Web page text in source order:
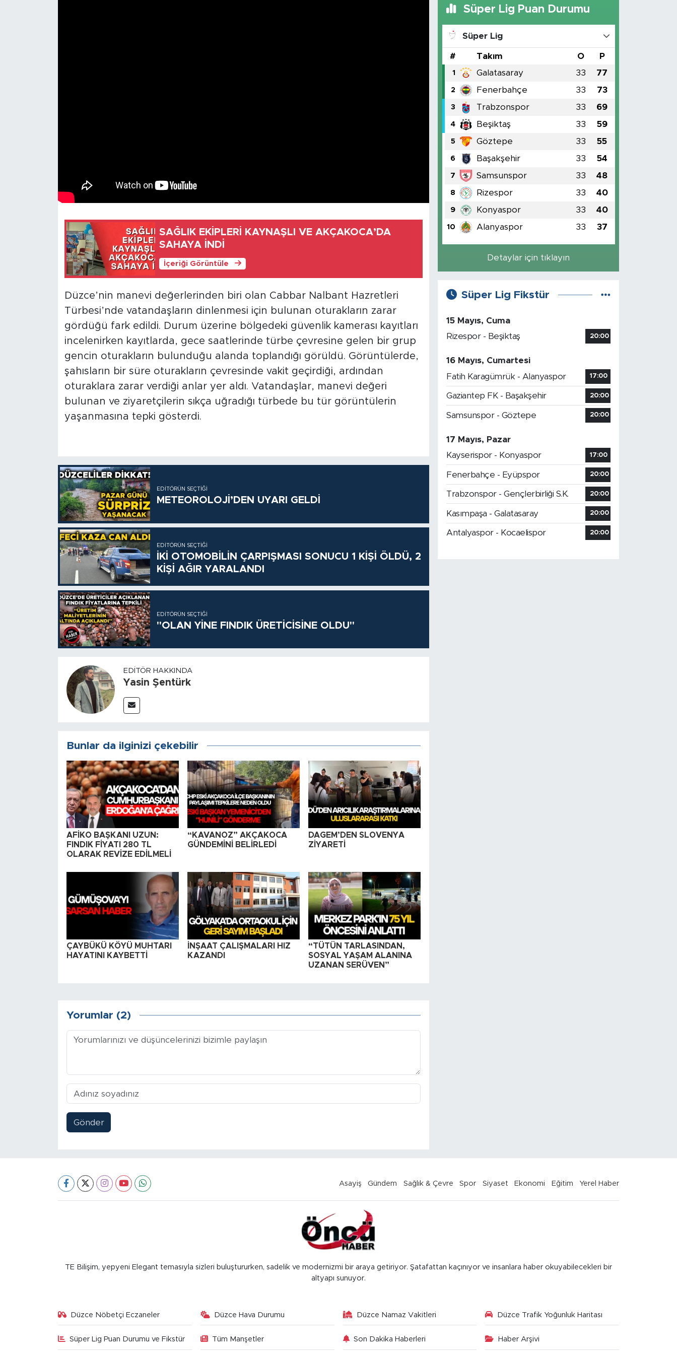
SAĞLIK EKİPLERİ KAYNAŞLI VE AKÇAKOCA’DA
SAHAYA İNDİ
İçeriği Görüntüle
Düzce’nin manevi değerlerinden biri olan Cabbar Nalbant Hazretleri
Türbesi’nde vatandaşların dinlenmesi için bulunan oturakların zarar
gördüğü fark edildi. Durum üzerine bölgedeki güvenlik kamerası kayıtları
incelenirken kayıtlarda, gece saatlerinde türbe çevresine gelen bir grup
gencin oturakların bulunduğu alanda toplandığı görüldü. Görüntülerde,
şahısların bir süre oturakların çevresinde vakit geçirdiği, ardından
oturaklara zarar verdiği anlar yer aldı. Vatandaşlar, manevi değeri
bulunan ve ziyaretçilerin sıkça uğradığı türbede bu tür görüntülerin
yaşanmasına tepki gösterdi.
EDITÖRÜN SEÇTIĞI
METEOROLOJİ’DEN UYARI GELDİ
EDITÖRÜN SEÇTIĞI
İKİ OTOMOBİLİN ÇARPIŞMASI SONUCU 1 KİŞİ ÖLDÜ, 2
KİŞİ AĞIR YARALANDI
EDITÖRÜN SEÇTIĞI
"OLAN YİNE FINDIK ÜRETİCİSİNE OLDU"
EDITÖR HAKKINDA
Yasin Şentürk
Bunlar da ilginizi çekebilir
AFİKO BAŞKANI UZUN:
FINDIK FİYATI 280 TL
OLARAK REVİZE EDİLMELİ
“KAVANOZ” AKÇAKOCA
GÜNDEMİNİ BELİRLEDİ
DAGEM’DEN SLOVENYA
ZİYARETİ
ÇAYBÜKÜ KÖYÜ MUHTARI
HAYATINI KAYBETTİ
İNŞAAT ÇALIŞMALARI HIZ
KAZANDI
“TÜTÜN TARLASINDAN,
SOSYAL YAŞAM ALANINA
UZANAN SERÜVEN”
Yorumlar (2)
Gönder
Süper Lig Puan Durumu
Süper Lig
# Takım O P
1 Galatasaray 33 77
2 Fenerbahçe 33 73
3 Trabzonspor 33 69
4 Beşiktaş 33 59
5 Göztepe 33 55
6 Başakşehir 33 54
7 Samsunspor 33 48
8 Rizespor 33 40
9 Konyaspor 33 40
10 Alanyaspor 33 37
Detaylar için tıklayın
Süper Lig Fikstür
15 Mayıs, Cuma
Rizespor - Beşiktaş
20:00
16 Mayıs, Cumartesi
Fatih Karagümrük - Alanyaspor
17:00
Gaziantep FK - Başakşehir 20:00
Samsunspor - Göztepe 20:00
17 Mayıs, Pazar
Kayserispor - Konyaspor
17:00
Fenerbahçe - Eyüpspor 20:00
Trabzonspor - Gençlerbirliği S.K. 20:00
Kasımpaşa - Galatasaray 20:00
Antalyaspor - Kocaelispor 20:00
Asayiş Gündem Sağlık & Çevre Spor Siyaset Ekonomi Eğitim Yerel Haber
TE Bilişim, yepyeni Elegant temasıyla sizleri buluştururken, sadelik ve modernizmi bir araya getiriyor. Şatafattan kaçınıyor ve insanlara haber okuyabilecekleri bir
altyapı sunuyor.
Düzce Nöbetçi Eczaneler Düzce Hava Durumu Düzce Namaz Vakitleri Düzce Trafik Yoğunluk Haritası
Süper Lig Puan Durumu ve Fikstür Tüm Manşetler Son Dakika Haberleri Haber Arşivi